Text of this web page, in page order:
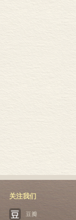
关注我们
豆瓣